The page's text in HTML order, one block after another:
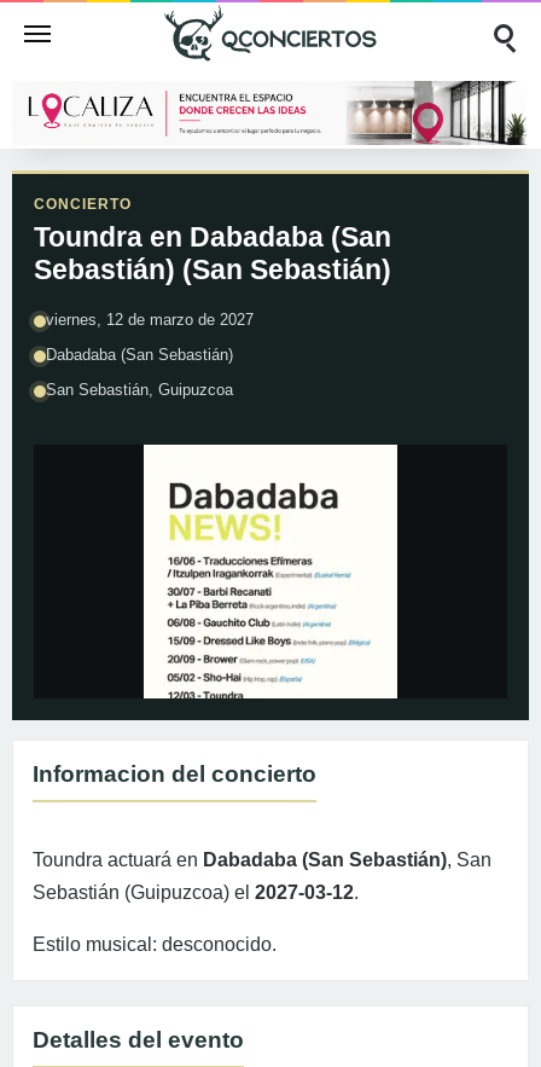
CONCIERTO
Toundra en Dabadaba (San
Sebastián) (San Sebastián)
viernes, 12 de marzo de 2027
Dabadaba (San Sebastián)
San Sebastián, Guipuzcoa
Informacion del concierto
Toundra actuará en Dabadaba (San Sebastián), San
Sebastián (Guipuzcoa) el 2027-03-12.
Estilo musical: desconocido.
Detalles del evento